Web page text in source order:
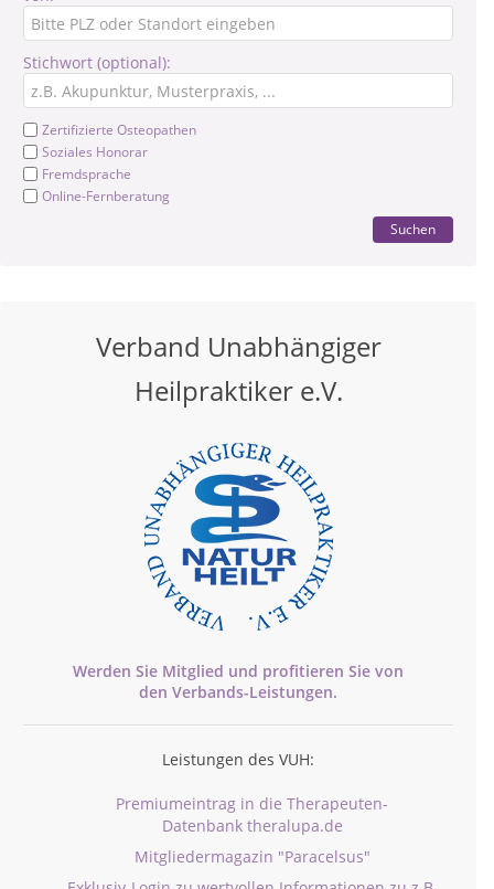
Stichwort (optional):
Zertifizierte Osteopathen
Soziales Honorar
Fremdsprache
Online-Fernberatung
Suchen
Verband Unabhängiger
Heilpraktiker e.V.
Werden Sie Mitglied und profitieren Sie von
den Verbands-Leistungen.
Leistungen des VUH:
Premiumeintrag in die Therapeuten-
Datenbank theralupa.de
Mitgliedermagazin "Paracelsus"